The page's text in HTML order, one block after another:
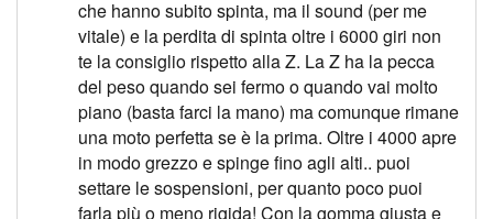
che hanno subito spinta, ma il sound (per me
vitale) e la perdita di spinta oltre i 6000 giri non
te la consiglio rispetto alla Z. La Z ha la pecca
del peso quando sei fermo o quando vai molto
piano (basta farci la mano) ma comunque rimane
una moto perfetta se è la prima. Oltre i 4000 apre
in modo grezzo e spinge fino agli alti.. puoi
settare le sospensioni, per quanto poco puoi
farla più o meno rigida! Con la gomma giusta e